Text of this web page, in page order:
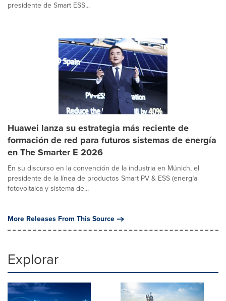
presidente de Smart ESS...
Huawei lanza su estrategia más reciente de
formación de red para futuros sistemas de energía
en The Smarter E 2026
En su discurso en la convención de la industria en Múnich, el
presidente de la línea de productos Smart PV & ESS (energía
fotovoltaica y sistema de...
More Releases From This Source
Explorar